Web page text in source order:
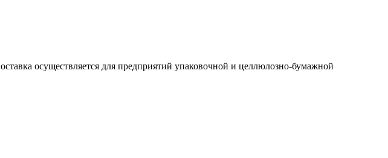
осуществляется для предприятий упаковочной и целлюлозно-бумажной